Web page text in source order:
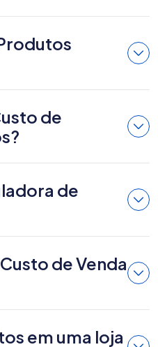
de
de
de Venda
em uma loja